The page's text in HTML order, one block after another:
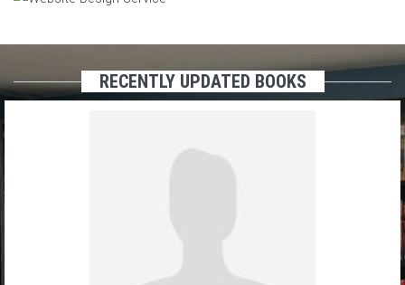
RECENTLY UPDATED BOOKS